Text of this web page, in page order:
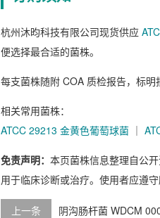
杭州沐昀科技有限公司现货供应
便选择最合适的菌株。
每支菌株随附 COA 质检报告，标明
相关常用菌株：
ATCC 29213 金黄色葡萄球菌 ｜
免责声明： 本页菌株信息整理自公
用于临床诊断或治疗。使用者应遵
上一条
阴沟肠杆菌 WDCM